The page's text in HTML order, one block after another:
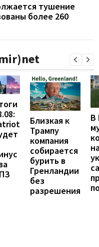
тушение
более 260
Близкая к
Трампу
компания
собирается
бурить в
Гренландии
без
разрешения
В